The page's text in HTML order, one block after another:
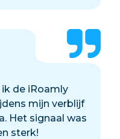
de iRoamly
mijn verblijf
Het signaal was
sterk!